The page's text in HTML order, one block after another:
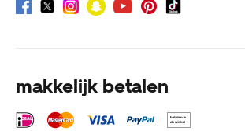
makkelijk betalen